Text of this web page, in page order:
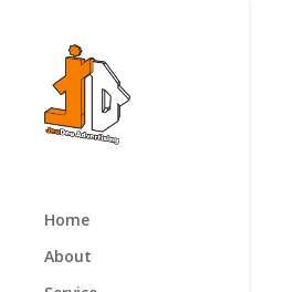
Home
About